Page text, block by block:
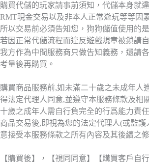
購買代儲的玩家請事前須知，代儲本身就
RMT現金交易以及非本人正常遊玩等等因
所以交易前必須告知您，狗狗儲值使用的
若因正常代儲流程而違反遊戲規章被鎖請
我方作為中間服務商只做告知義務，還請
考量後再購買。
購買商品服務前,如未滿二十歲之未成年人
得法定代理人同意,並遵守本服務條款及相
十歲之成年人需自行負完全的行爲能力責
商品交易後,即視為您的法定代理人(或監護
意接受本服務條款之所有內容及其後續之
【購買後】，【視同同意】【購買客戶自